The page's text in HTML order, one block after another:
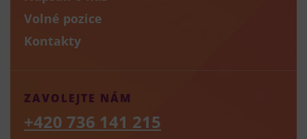
Volné pozice
Kontakty
ZAVOLEJTE NÁM
+420 736 141 215